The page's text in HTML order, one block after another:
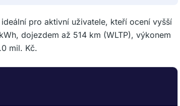
pro aktivní uživatele, kteří ocení vyšší
dojezdem až 514 km (WLTP), výkonem
mil. Kč.